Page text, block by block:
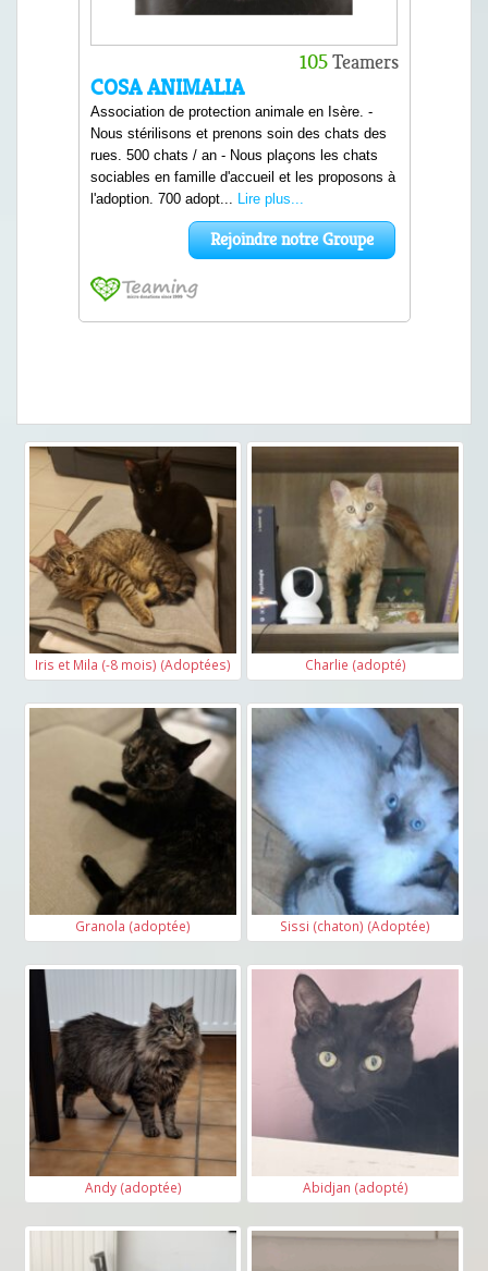
Iris et Mila (-8 mois) (Adoptées) Charlie (adopté)
Granola (adoptée) Sissi (chaton) (Adoptée)
Andy (adoptée) Abidjan (adopté)